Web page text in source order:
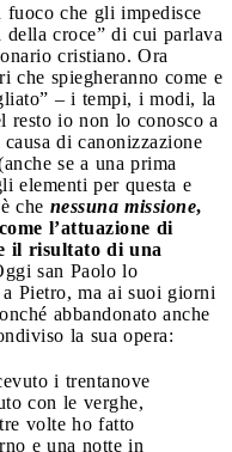
fuoco che gli impedisce
croce” di cui parlava
cristiano. Ora
che spiegheranno come e
– i tempi, i modi, la
resto io non lo conosco a
di canonizzazione
se a una prima
elementi per questa e
che nessuna missione,
l’attuazione di
il risultato di una
san Paolo lo
Pietro, ma ai suoi giorni
abbandonato anche
la sua opera:
i trentanove
con le verghe,
volte ho fatto
e una notte in